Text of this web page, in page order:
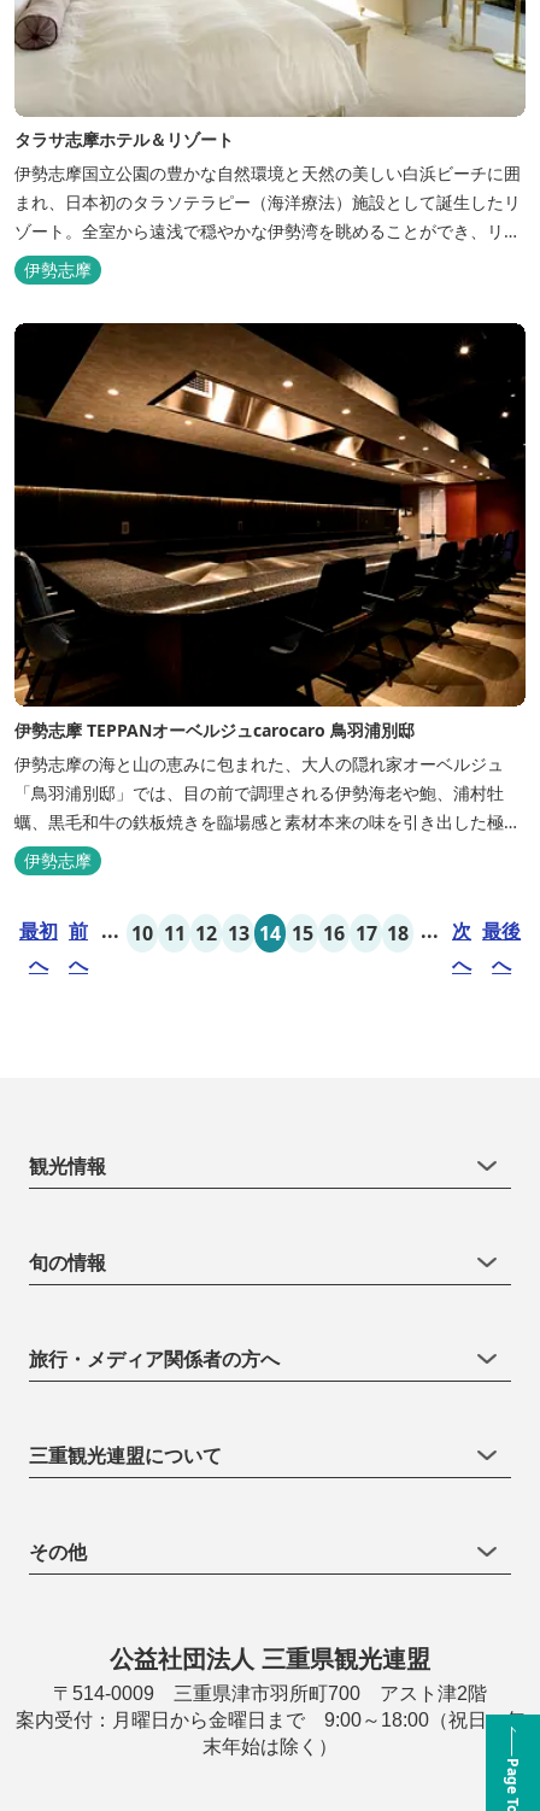
タラサ志摩ホテル＆リゾート
伊勢志摩国立公園の豊かな自然環境と天然の美しい白浜ビーチに囲
まれ、日本初のタラソテラピー（海洋療法）施設として誕生したリ
ゾート。全室から遠浅で穏やかな伊勢湾を眺めることができ、リラ
ックスした滞在をお楽しみいただけます。滞在中は、目の前の海か
らきれいな海水を引き込み、24時間以内に新鮮な状態で使用するタ
ラソテラピーや、季節の海の幸を楽しめるフレンチと日本料理が堪
能できます。
伊勢志摩
伊勢志摩 TEPPANオーベルジュcarocaro 鳥羽浦別邸
伊勢志摩の海と山の恵みに包まれた、大人の隠れ家オーベルジュ
「鳥羽浦別邸」では、目の前で調理される伊勢海老や鮑、浦村牡
蠣、黒毛和牛の鉄板焼きを臨場感と素材本来の味を引き出した極上
のお料理でご堪能いただけます。露天風呂付きなど6タイプの個性
的な客室で、特別なひとときを大切な人と共にお過ごしくださいま
伊勢志摩
最初
へ
前
へ
... 10 11 12 13 14 15 16 17 18 ... 次
へ
最後
へ
Page Top
観光情報
旬の情報
旅行・メディア関係者の方へ
三重観光連盟について
その他
公益社団法人 三重県観光連盟
〒514-0009 三重県津市羽所町700 アスト津2階
案内受付：月曜日から金曜日まで 9:00～18:00（祝日・年
末年始は除く）